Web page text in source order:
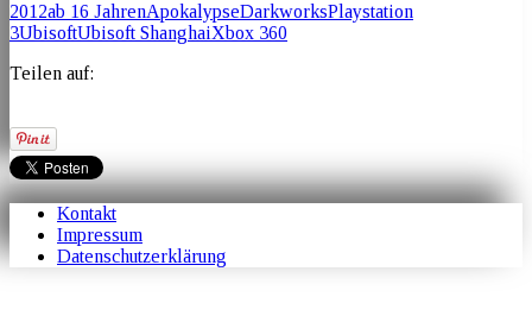
2012ab 16 JahrenApokalypseDarkworksPlaystation
3UbisoftUbisoft ShanghaiXbox 360
Teilen auf:
Kontakt
Impressum
Datenschutzerklärung